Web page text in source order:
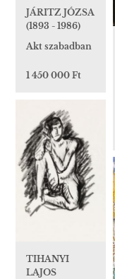
JÁRITZ JÓZSA
(1893 - 1986)
Akt szabadban
1 450 000 Ft
TIHANYI
LAJOS